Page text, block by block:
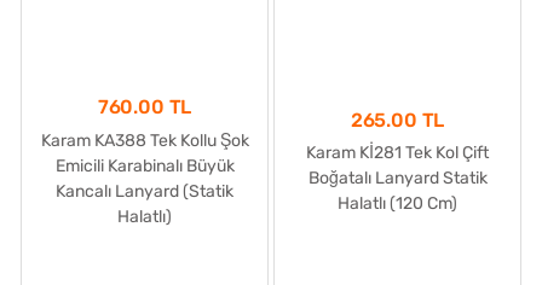
760.00 TL
Karam KA388 Tek Kollu Şok
Emicili Karabinalı Büyük
Kancalı Lanyard (Statik
Halatlı)
265.00 TL
Karam Kİ281 Tek Kol Çift
Boğatalı Lanyard Statik
Halatlı (120 Cm)